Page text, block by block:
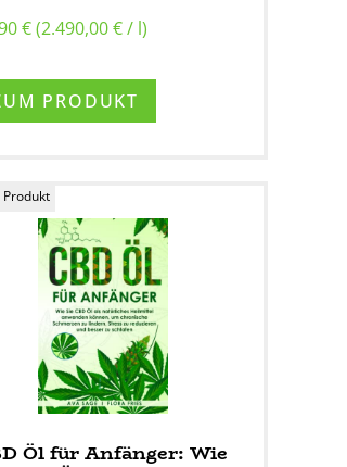
€ (2.490,00 € / l)
PRODUKT
Öl für Anfänger: Wie
Produkt